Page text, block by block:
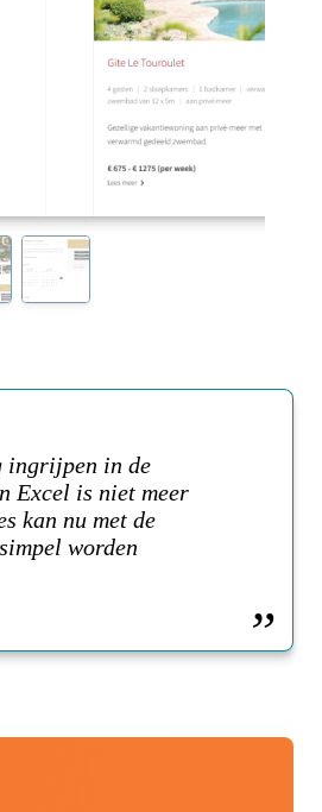
ingrijpen in de
Excel is niet meer
kan nu met de
worden